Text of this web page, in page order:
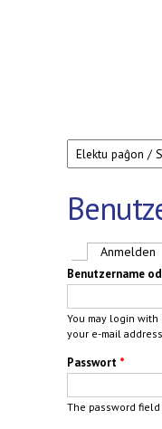
Haupt-
Anmelden
Benutzername
You may login
your e-mail address.
Passwort *
The password field